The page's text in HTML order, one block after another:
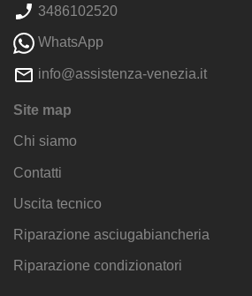
3486102520
WhatsApp
info@assistenza-venezia.it
Site map
Chi siamo
Contatti
Uscita tecnico
Riparazione asciugabiancheria
Riparazione condizionatori